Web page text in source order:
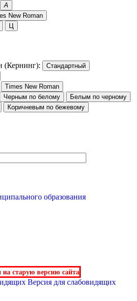
A
New Roman
Ц
(Кернинг):
Стандартный
Times New Roman
Черным по белому
Белым по черному
Коричневым по бежевому
образования
на старую версию сайта
Версия для слабовидящих